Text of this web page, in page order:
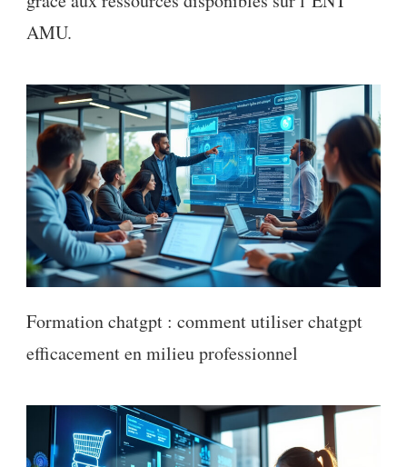
AMU.
Formation chatgpt : comment utiliser chatgpt
efficacement en milieu professionnel